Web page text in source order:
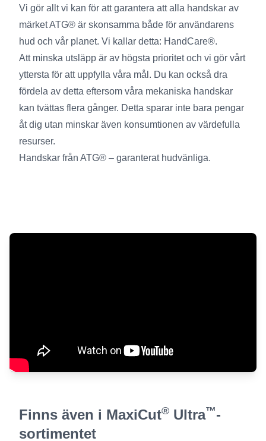
Vi gör allt vi kan för att garantera att alla handskar av
märket ATG® är skonsamma både för användarens
hud och vår planet. Vi kallar detta: HandCare®.
Att minska utsläpp är av högsta prioritet och vi gör vårt
yttersta för att uppfylla våra mål. Du kan också dra
fördela av detta eftersom våra mekaniska handskar
kan tvättas flera gånger. Detta sparar inte bara pengar
åt dig utan minskar även konsumtionen av värdefulla
resurser.
Handskar från ATG® – garanterat hudvänliga.
Finns även i MaxiCut® Ultra™-
sortimentet